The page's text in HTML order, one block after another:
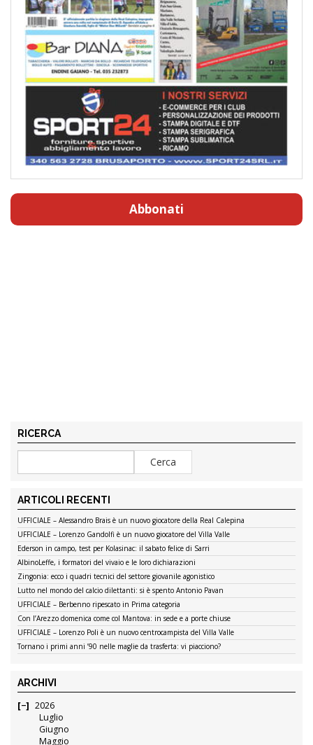
Abbonati
RICERCA
ARTICOLI RECENTI
UFFICIALE – Alessandro Brais è un nuovo giocatore della Real Calepina
UFFICIALE – Lorenzo Gandolfi è un nuovo giocatore del Villa Valle
Ederson in campo, test per Kolasinac: il sabato felice di Sarri
AlbinoLeffe, i formatori del vivaio e le loro dichiarazioni
Zingonia: ecco i quadri tecnici del settore giovanile agonistico
Lutto nel mondo del calcio dilettanti: si è spento Antonio Pavan
UFFICIALE – Berbenno ripescato in Prima categoria
Con l’Arezzo domenica come col Mantova: in sede e a porte chiuse
UFFICIALE – Lorenzo Poli è un nuovo centrocampista del Villa Valle
Tornano i primi anni ’90 nelle maglie da trasferta: vi piacciono?
ARCHIVI
2026
Luglio
Giugno
Maggio